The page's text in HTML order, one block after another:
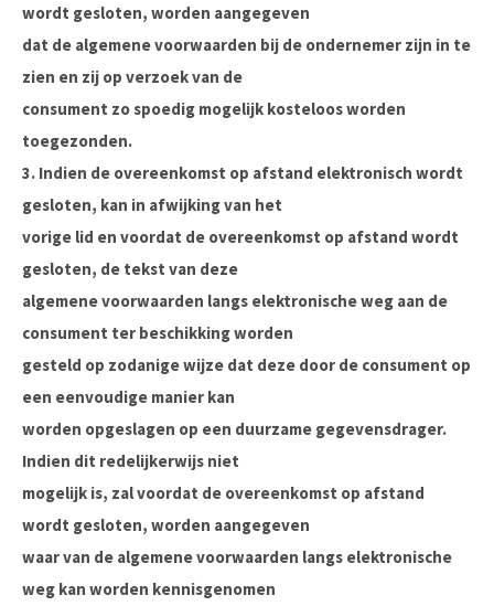
wordt gesloten, worden aangegeven
dat de algemene voorwaarden bij de ondernemer zijn in te
zien en zij op verzoek van de
consument zo spoedig mogelijk kosteloos worden
toegezonden.
3. Indien de overeenkomst op afstand elektronisch wordt
gesloten, kan in afwijking van het
vorige lid en voordat de overeenkomst op afstand wordt
gesloten, de tekst van deze
algemene voorwaarden langs elektronische weg aan de
consument ter beschikking worden
gesteld op zodanige wijze dat deze door de consument op
een eenvoudige manier kan
worden opgeslagen op een duurzame gegevensdrager.
Indien dit redelijkerwijs niet
mogelijk is, zal voordat de overeenkomst op afstand
wordt gesloten, worden aangegeven
waar van de algemene voorwaarden langs elektronische
weg kan worden kennisgenomen